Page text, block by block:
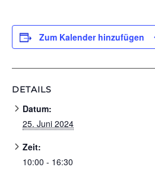
Zum Kalender hinzufügen
DETAILS
Datum:
25. Juni 2024
Zeit:
10:00 - 16:30